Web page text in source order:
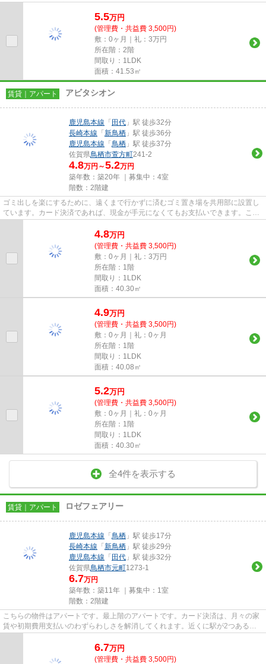
ニーズの高い鳥栖市内の物件で...
5.5万円
(管理費・共益費 3,500円)
敷：0ヶ月｜礼：3万円
所在階：2階
間取り：1LDK
面積：41.53㎡
賃貸｜アパート アビタシオン
鹿児島本線 「田代 」駅 徒歩32分
長崎本線 「新鳥栖 」駅 徒歩36分
鹿児島本線 「鳥栖 」駅 徒歩37分
佐賀県鳥栖市萱方町241-2
4.8万円～5.2万円
築年数：築20年 ｜募集中： 4室
階数：2階建
ゴミ出しを楽にするために、遠くまで行かずに済むゴミ置き場を共用部に設置し
ています。カード決済であれば、現金が手元になくてもお支払いできます。こち
らの物件はアパートです。当...
4.8万円
(管理費・共益費 3,500円)
敷：0ヶ月｜礼：3万円
所在階：1階
間取り：1LDK
面積：40.30㎡
4.9万円
(管理費・共益費 3,500円)
敷：0ヶ月｜礼：0ヶ月
所在階：1階
間取り：1LDK
面積：40.08㎡
5.2万円
(管理費・共益費 3,500円)
敷：0ヶ月｜礼：0ヶ月
所在階：1階
間取り：1LDK
面積：40.30㎡
全4件を表示する
賃貸｜アパート ロゼフェアリー
鹿児島本線 「鳥栖 」駅 徒歩17分
長崎本線 「新鳥栖 」駅 徒歩29分
鹿児島本線 「田代 」駅 徒歩32分
佐賀県鳥栖市元町1273-1
6.7万円
築年数：築11年 ｜募集中： 1室
階数：2階建
こちらの物件はアパートです。最上階のアパートです。カード決済は、月々の家
賃や初期費用支払いのわずらわしさを解消してくれます。近くに駅が2つあるた
め、用途や行き先に応じて駅を...
6.7万円
(管理費・共益費 3,500円)